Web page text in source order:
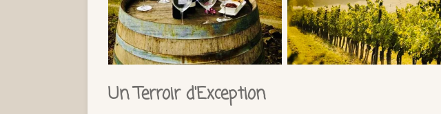
Un Terroir d'Exception